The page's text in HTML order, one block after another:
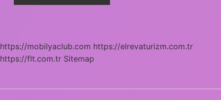
https://mobilyaclub.com https://elrevaturizm.com.tr
https://flt.com.tr Sitemap